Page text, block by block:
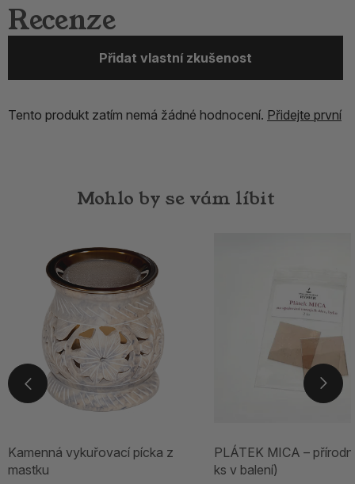
Recenze
Přidat vlastní zkušenost
Tento produkt zatím nemá žádné hodnocení. Přidejte první
Mohlo by se vám líbit
Kamenná vykuřovací pícka z
mastku
PLÁTEK MICA –
ks v balení)